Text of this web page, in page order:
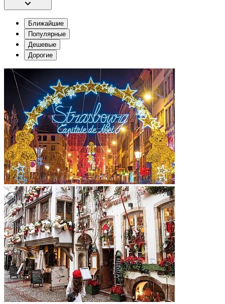
Ближайшие
Популярные
Дешевые
Дорогие